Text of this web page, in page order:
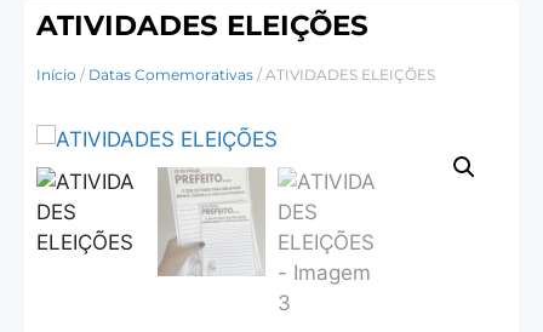
ATIVIDADES ELEIÇÕES
Início / Datas Comemorativas / ATIVIDADES ELEIÇÕES